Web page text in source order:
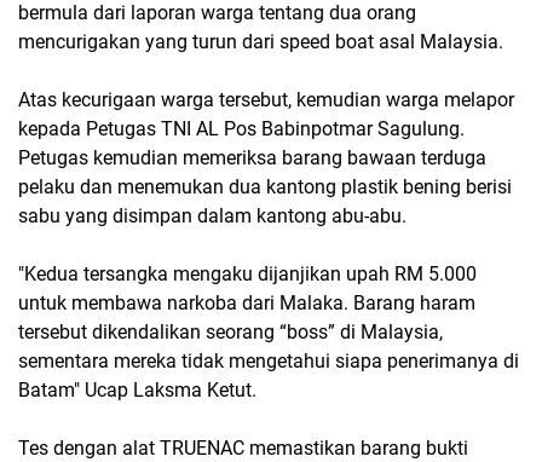
bermula dari laporan warga tentang dua orang
mencurigakan yang turun dari speed boat asal Malaysia.
Atas kecurigaan warga tersebut, kemudian warga melapor
kepada Petugas TNI AL Pos Babinpotmar Sagulung.
Petugas kemudian memeriksa barang bawaan terduga
pelaku dan menemukan dua kantong plastik bening berisi
sabu yang disimpan dalam kantong abu-abu.
"Kedua tersangka mengaku dijanjikan upah RM 5.000
untuk membawa narkoba dari Malaka. Barang haram
tersebut dikendalikan seorang “boss” di Malaysia,
sementara mereka tidak mengetahui siapa penerimanya di
Batam" Ucap Laksma Ketut.
Tes dengan alat TRUENAC memastikan barang bukti